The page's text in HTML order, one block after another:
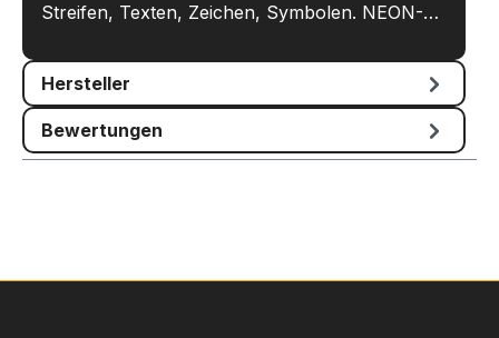
Streifen, Texten, Zeichen, Symbolen. NEON-…
Hersteller
Bewertungen